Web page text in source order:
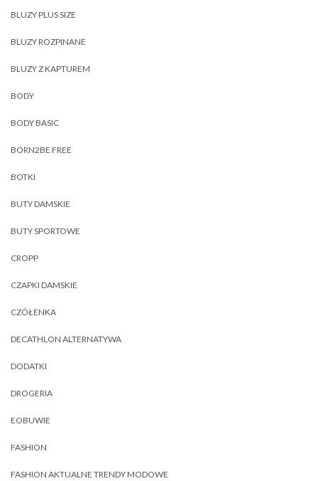
BLUZY PLUS SIZE
BLUZY ROZPINANE
BLUZY Z KAPTUREM
BODY
BODY BASIC
BORN2BE FREE
BOTKI
BUTY DAMSKIE
BUTY SPORTOWE
CROPP
CZAPKI DAMSKIE
CZÓŁENKA
DECATHLON ALTERNATYWA
DODATKI
DROGERIA
EOBUWIE
FASHION
FASHION AKTUALNE TRENDY MODOWE